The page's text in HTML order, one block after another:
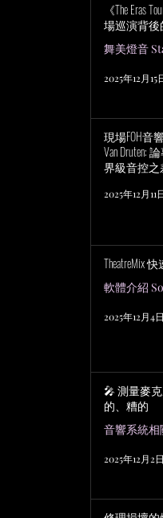
《The Eras
場巡演背
舞美燈音
2025年12月15
現場FOH音
Van Druten:
界級音控之
2025年12月11
TheatreMix
軟體介紹
2025年12月4
🎤 測量麥
的、糟的
2025年12月2